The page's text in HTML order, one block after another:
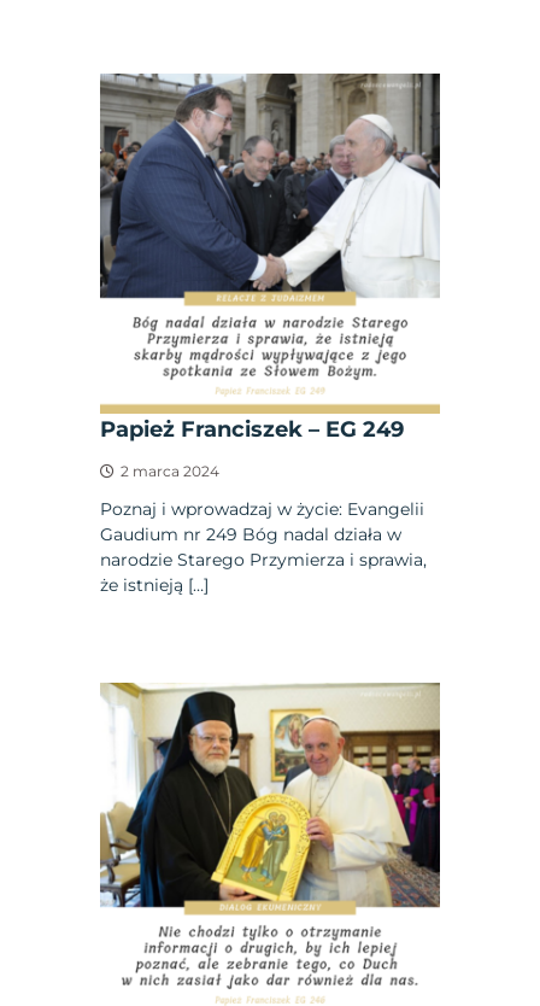
Papież Franciszek – EG 249
2 marca 2024
Poznaj i wprowadzaj w życie: Evangelii
Gaudium nr 249 Bóg nadal działa w
narodzie Starego Przymierza i sprawia,
że istnieją […]